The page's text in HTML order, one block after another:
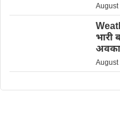
August
भारी
August